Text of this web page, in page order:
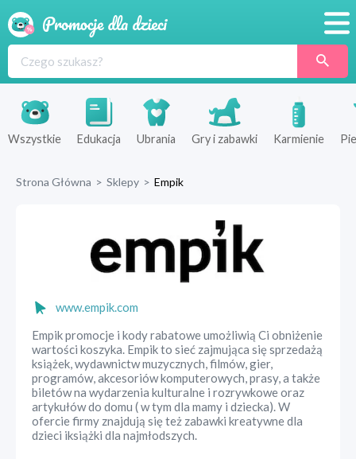
Produkty
Sklepy
Wszystkie Edukacja Ubrania Gry i zabawki Karmienie
Strona Główna > Sklepy > Empik
www.empik.com
Empik promocje i kody rabatowe umożliwią Ci obniżenie
wartości koszyka. Empik to sieć zajmująca się sprzedażą
książek, wydawnictw muzycznych, filmów, gier,
programów, akcesoriów komputerowych, prasy, a także
biletów na wydarzenia kulturalne i rozrywkowe oraz
artykułów do domu ( w tym dla mamy i dziecka). W
ofercie firmy znajdują się też zabawki kreatywne dla
dzieci iksiążki dla najmłodszych.